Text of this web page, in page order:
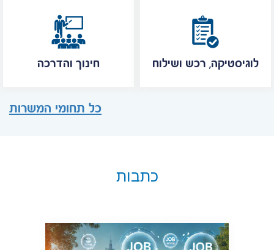
חינוך והדרכה לוגיסטיקה, רכש ושילוח
כל תחומי המשרות
כתבות